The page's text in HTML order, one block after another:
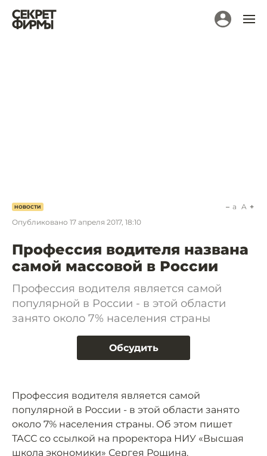
НОВОСТИ
Опубликовано 17 апреля 2017, 18:10
a A
Профессия водителя названа
самой массовой в России
Профессия водителя является самой
популярной в России - в этой области
занято около 7% населения страны
Обсудить
Профессия водителя является самой
популярной в России - в этой области занято
около 7% населения страны. Об этом пишет
ТАСС со ссылкой на проректора НИУ «Высшая
школа экономики» Сергея Рощина.